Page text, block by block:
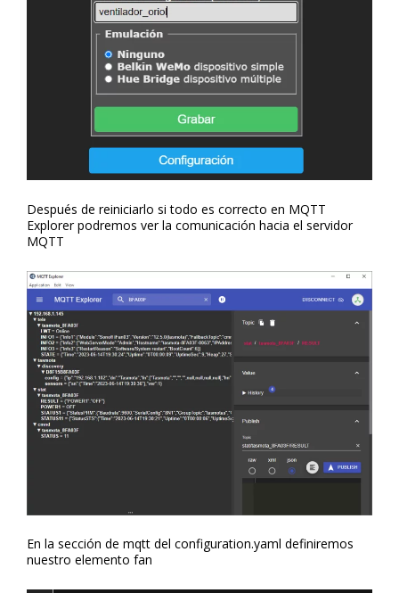
Después de reiniciarlo si todo es correcto en MQTT
Explorer podremos ver la comunicación hacia el servidor
MQTT
En la sección de mqtt del configuration.yaml definiremos
nuestro elemento fan